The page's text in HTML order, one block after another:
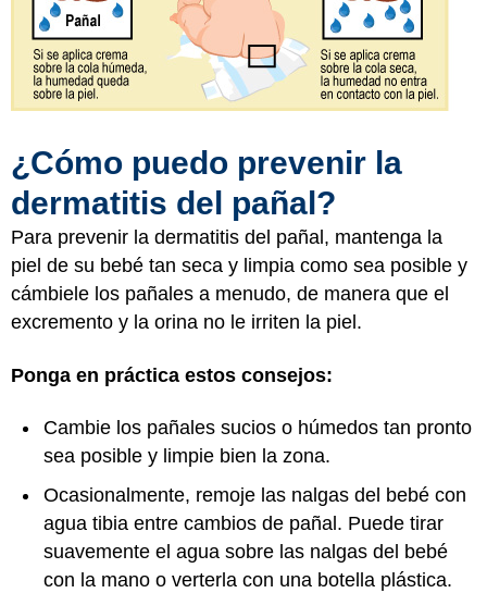
¿Cómo puedo prevenir la
dermatitis del pañal?
Para prevenir la dermatitis del pañal, mantenga la
piel de su bebé tan seca y limpia como sea posible y
cámbiele los pañales a menudo, de manera que el
excremento y la orina no le irriten la piel.
Ponga en práctica estos consejos:
Cambie los pañales sucios o húmedos tan pronto
sea posible y limpie bien la zona.
Ocasionalmente, remoje las nalgas del bebé con
agua tibia entre cambios de pañal. Puede tirar
suavemente el agua sobre las nalgas del bebé
con la mano o verterla con una botella plástica.